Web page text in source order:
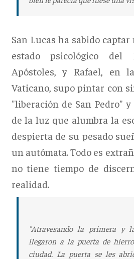
San Lucas ha sabido
estado psicológico
Apóstoles, y Rafael, en
Vaticano, supo pintar con
"liberación de San Pedro"
de la luz que alumbra la
despierta de su pesado
un autómata. Todo es
no tiene tiempo de
realidad.
"Atravesando la primera y
llegaron a la puerta de
ciudad. La puerta se les